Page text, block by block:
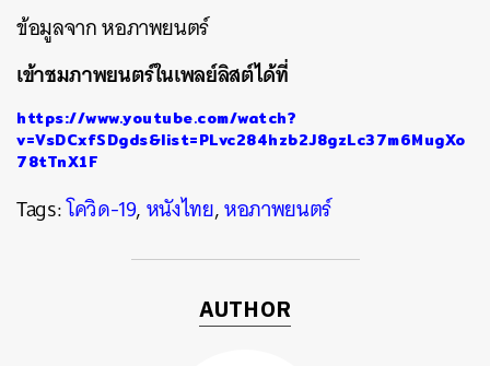
ข้อมูลจาก หอภาพยนตร์
เข้าชมภาพยนตร์ในเพลย์ลิสต์ได้ที่
https://www.youtube.com/watch?
v=VsDCxfSDgds&list=PLvc284hzb2J8gzLc37m6MugXo
78tTnX1F
Tags:โควิด-19,หนังไทย,หอภาพยนตร์
AUTHOR